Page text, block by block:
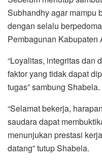
Subhandhy agar mampu
dengan selalu
Pembagunan Kabupaten
“Loyalitas, integritas dan
faktor yang tidak dapat
tugas” sambung Shabela.
“Selamat bekerja,
saudara dapat
menunjukan prestasi
datang” tutup Shabela.